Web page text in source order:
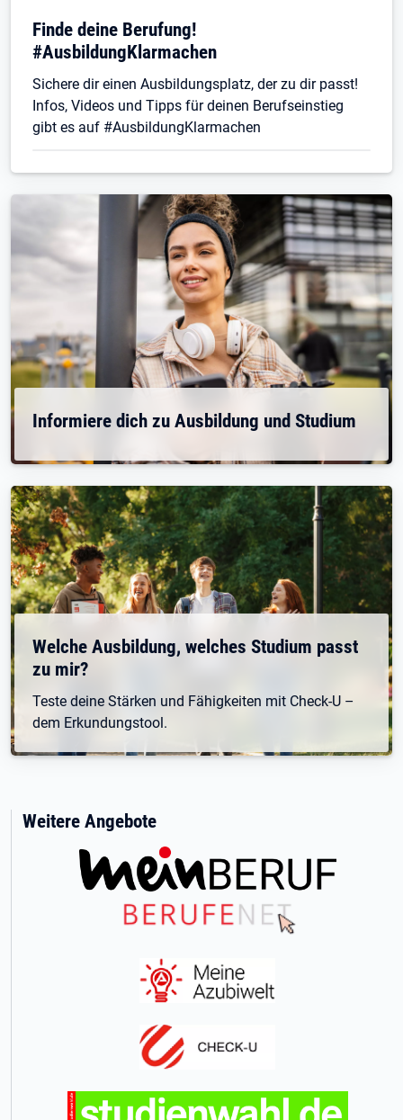
Finde deine Berufung!
#AusbildungKlarmachen
Sichere dir einen Ausbildungsplatz, der zu dir passt!
Infos, Videos und Tipps für deinen Berufseinstieg
gibt es auf #AusbildungKlarmachen
Informiere dich zu Ausbildung und Studium
Welche Ausbildung, welches Studium passt
zu mir?
Teste deine Stärken und Fähigkeiten mit Check-U –
dem Erkundungstool.
Weitere Angebote